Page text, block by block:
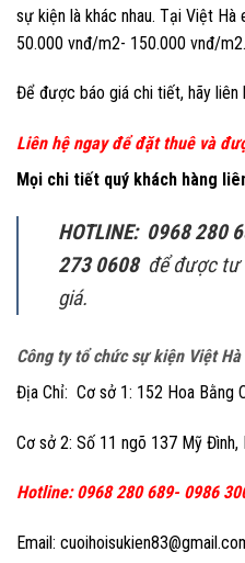
sự kiện là khác nhau. Tại Việt
50.000 vnđ/m2- 150.000 vnđ/m2.
Để được báo giá chi tiết, hãy liên
Liên hệ ngay để đặt thuê và
Mọi chi tiết quý khách hàng
HOTLINE: 0968 280
273 0608 để được tư
giá.
Công ty tổ chức sự kiện Việt Hà
Địa Chỉ: Cơ sở 1: 152 Hoa Bằng
Cơ sở 2: Số 11 ngõ 137 Mỹ Đình,
Hotline: 0968 280 689- 0986
Email: